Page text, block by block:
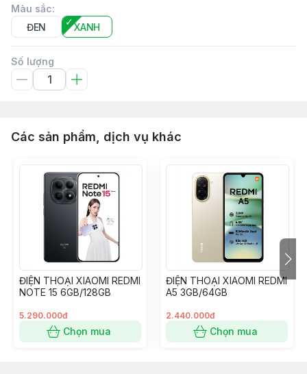
Màu sắc:
ĐEN
XANH
Số lượng
Các sản phẩm, dịch vụ khác
ĐIỆN THOẠI XIAOMI REDMI
NOTE 15 6GB/128GB
5.290.000đ
Chọn mua
ĐIỆN THOẠI XIAOMI REDMI
A5 3GB/64GB
2.440.000đ
Chọn mua